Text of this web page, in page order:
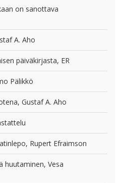
on sanottava
A. Aho
päiväkirjasta, ER
Pälikkö
Gustaf A. Aho
Rupert Efraimson
huutaminen, Vesa